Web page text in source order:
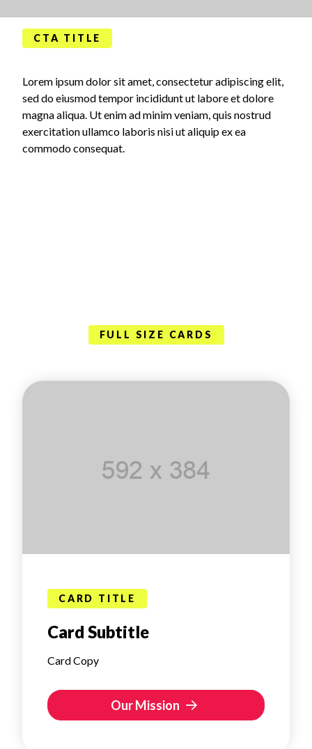
CTA TITLE
Lorem ipsum dolor sit amet, consectetur adipiscing elit,
sed do eiusmod tempor incididunt ut labore et dolore
magna aliqua. Ut enim ad minim veniam, quis nostrud
exercitation ullamco laboris nisi ut aliquip ex ea
commodo consequat.
FULL SIZE CARDS
CARD TITLE
Card Subtitle
Card Copy
Our Mission